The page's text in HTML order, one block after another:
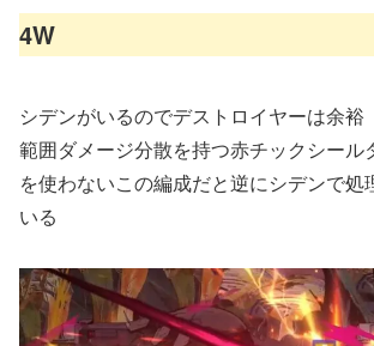
4W
シデンがいるのでデストロイヤーは余裕
範囲ダメージ分散を持つ赤チックシール
を使わないこの編成だと逆にシデンで処
いる